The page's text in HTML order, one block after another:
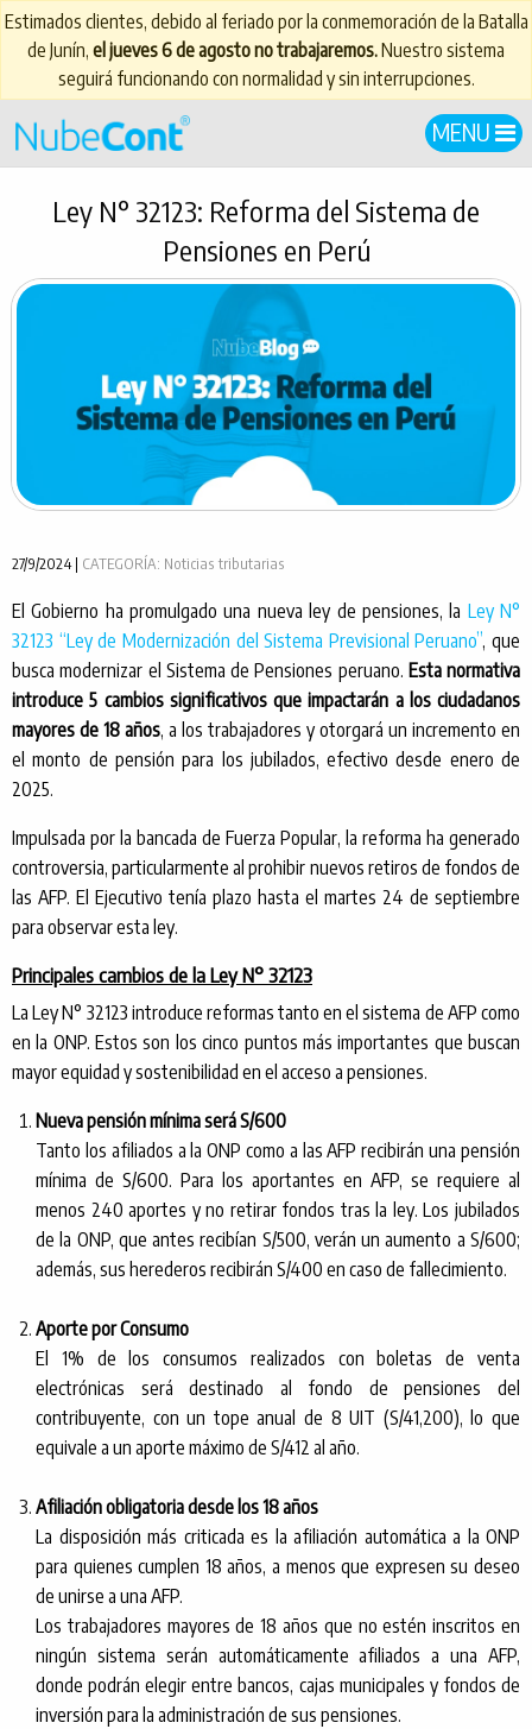
Estimados clientes, debido al feriado por la conmemoración de la Batalla
de Junín, el jueves 6 de agosto no trabajaremos.Nuestro sistema
seguirá funcionando con normalidad y sin interrupciones.
MENU
Ley N° 32123: Reforma del Sistema de
Pensiones en Perú
27/9/2024 | CATEGORÍA: Noticias tributarias
El Gobierno ha promulgado una nueva ley de pensiones, la Ley N°
32123 “Ley de Modernización del Sistema Previsional Peruano”, que
busca modernizar el Sistema de Pensiones peruano. Esta normativa
introduce 5 cambios significativos que impactarán a los ciudadanos
mayores de 18 años, a los trabajadores y otorgará un incremento en
el monto de pensión para los jubilados, efectivo desde enero de
2025.
Impulsada por la bancada de Fuerza Popular, la reforma ha generado
controversia, particularmente al prohibir nuevos retiros de fondos de
las AFP. El Ejecutivo tenía plazo hasta el martes 24 de septiembre
para observar esta ley.
Principales cambios de la Ley N° 32123
La Ley N° 32123 introduce reformas tanto en el sistema de AFP como
en la ONP. Estos son los cinco puntos más importantes que buscan
mayor equidad y sostenibilidad en el acceso a pensiones.
Nueva pensión mínima será S/600
Tanto los afiliados a la ONP como a las AFP recibirán una pensión
mínima de S/600. Para los aportantes en AFP, se requiere al
menos 240 aportes y no retirar fondos tras la ley. Los jubilados
de la ONP, que antes recibían S/500, verán un aumento a S/600;
además, sus herederos recibirán S/400 en caso de fallecimiento.
Aporte por Consumo
El 1% de los consumos realizados con boletas de venta
electrónicas será destinado al fondo de pensiones del
contribuyente, con un tope anual de 8 UIT (S/41,200), lo que
equivale a un aporte máximo de S/412 al año.
Afiliación obligatoria desde los 18 años
La disposición más criticada es la afiliación automática a la ONP
para quienes cumplen 18 años, a menos que expresen su deseo
de unirse a una AFP.
Los trabajadores mayores de 18 años que no estén inscritos en
ningún sistema serán automáticamente afiliados a una AFP,
donde podrán elegir entre bancos, cajas municipales y fondos de
inversión para la administración de sus pensiones.